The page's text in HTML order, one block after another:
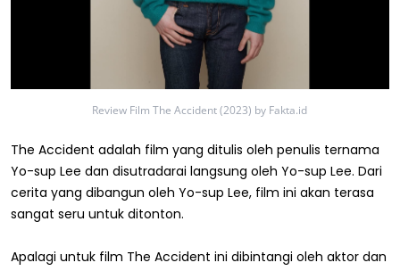
Review Film The Accident (2023) by Fakta.id
The Accident adalah film yang ditulis oleh penulis ternama
Yo-sup Lee dan disutradarai langsung oleh Yo-sup Lee. Dari
cerita yang dibangun oleh Yo-sup Lee, film ini akan terasa
sangat seru untuk ditonton.
Apalagi untuk film The Accident ini dibintangi oleh aktor dan